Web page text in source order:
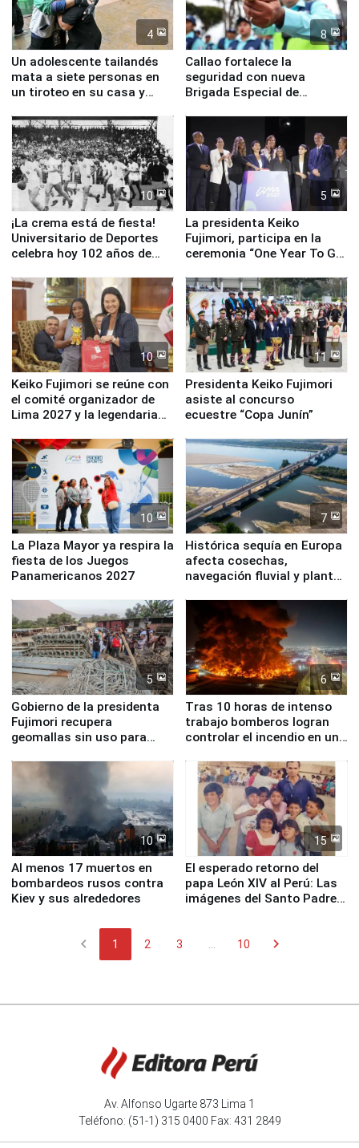
4
Un adolescente tailandés
mata a siete personas en
un tiroteo en su casa y
8
Callao fortalece la
seguridad con nueva
Brigada Especial de
equipamiento para
Serenazgo
10
¡La crema está de fiesta!
Universitario de Deportes
celebra hoy 102 años de
5
La presidenta Keiko
Fujimori, participa en la
ceremonia “One Year To Go
10
Keiko Fujimori se reúne con
el comité organizador de
Lima 2027 y la legendaria
11
Presidenta Keiko Fujimori
asiste al concurso
ecuestre “Copa Junín”
10
La Plaza Mayor ya respira la
fiesta de los Juegos
Panamericanos 2027
7
Histórica sequía en Europa
afecta cosechas,
navegación fluvial y plantas
5
Gobierno de la presidenta
Fujimori recupera
geomallas sin uso para
Fenómeno El Niño
6
Tras 10 horas de intenso
trabajo bomberos logran
controlar el incendio en una
de Chile
10
Al menos 17 muertos en
bombardeos rusos contra
Kiev y sus alrededores
15
El esperado retorno del
papa León XIV al Perú: Las
imágenes del Santo Padre
chevron_left 1 2 3 10 chevron_right
Av. Alfonso Ugarte 873 Lima 1
Teléfono: (51-1) 315 0400 Fax: 431 2849